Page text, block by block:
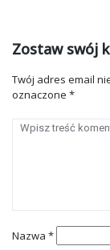
Zostaw swój
Twój adres email
oznaczone *
Nazwa *